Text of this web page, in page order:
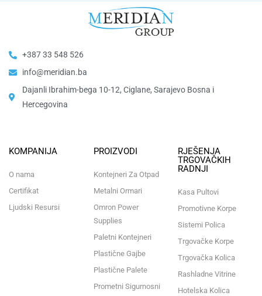
+387 33 548 526
info@meridian.ba
Dajanli Ibrahim-bega 10-12, Ciglane, Sarajevo Bosna i
Hercegovina​
KOMPANIJA
O nama
Certifikat
Ljudski Resursi
PROIZVODI
Kontejneri Za Otpad
Metalni Ormari
Omron Power
Supplies
Paletni Kontejneri
Plastične Gajbe
Plastične Palete
Prometni Sigurnosni
RJEŠENJA
TRGOVAČKIH
RADNJI
Kasa Pultovi
Promotivne Korpe
Sistemi Polica
Trgovačke Korpe
Trgovačka Kolica
Rashladne Vitrine
Hotelska Kolica